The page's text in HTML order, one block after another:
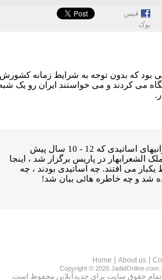
فيس
بوک
بود که بدون توجه به شرایط زمانه کشورش
می کردند و می خواستند ایران رو یک
جای متن ( یا حتی خلاصه ) سخنرانیهای اساتیدی که 12 - 10 سال پیش
الشعرابهار در پاریس برگزار شد ، اینجا
می افتند. چه اساتیدی بودند ، چه
شد و چه خاطره هائی بیان شد!
Home | About us |
Copyright © 2026 JadidOnline.com.
حقوق سايت براى جديدآنلاين محفوظ است.